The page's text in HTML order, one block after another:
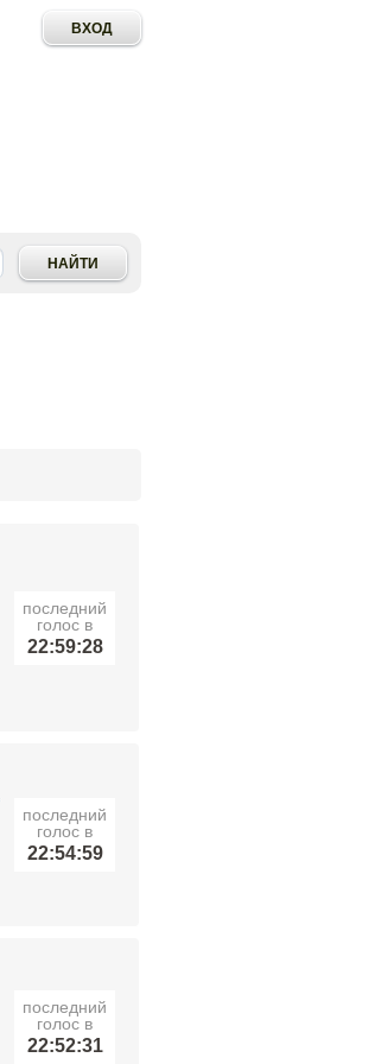
последний
голос в
22:59:28
последний
голос в
22:54:59
последний
голос в
22:52:31